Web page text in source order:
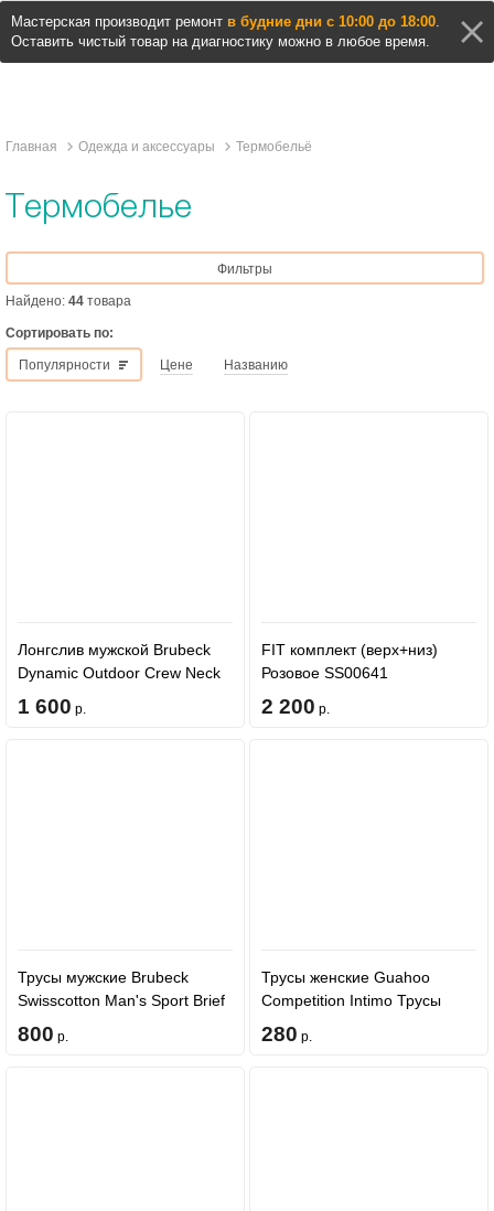
Мастерская производит ремонт в будние дни с 10:00 до 18:00.
Оставить чистый товар на диагностику можно в любое время.
Главная Одежда и аксессуары Термобельё
Термобелье
Фильтры
Сортировать по:
Популярности Цене Названию
Лонгслив мужской Brubeck
Dynamic Outdoor Crew Neck
Long-Sleeve LS00552 Czarny
1 600 р.
FIT комплект (верх+низ)
Розовое SS00641
2 200 р.
Трусы мужские Brubeck
Swisscotton Man's Sport Brief
BE00350 Popiel
800 р.
Трусы женские Guahoo
Competition Intimo Трусы
Черные 503
280 р.
Найдено: 44 товара